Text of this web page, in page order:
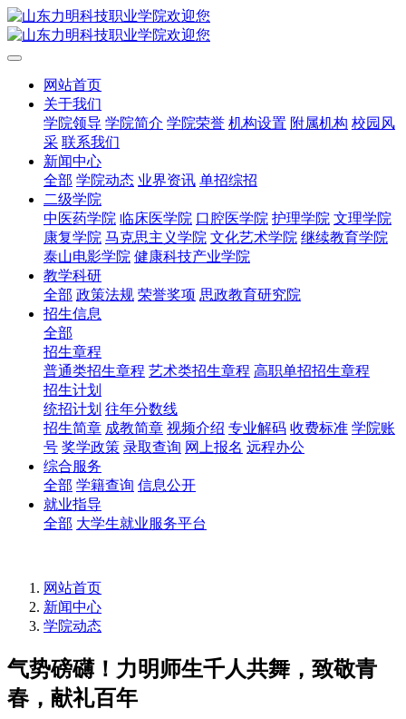
网站首页
关于我们
学院领导 学院简介 学院荣誉 机构设置 附属机构 校园风
采 联系我们
新闻中心
全部 学院动态 业界资讯 单招综招
二级学院
中医药学院 临床医学院 口腔医学院 护理学院 文理学院
康复学院 马克思主义学院 文化艺术学院 继续教育学院
泰山电影学院 健康科技产业学院
教学科研
全部 政策法规 荣誉奖项 思政教育研究院
招生信息
全部
招生章程
普通类招生章程 艺术类招生章程 高职单招招生章程
招生计划
统招计划 往年分数线
招生简章 成教简章 视频介绍 专业解码 收费标准 学院账
号 奖学政策 录取查询 网上报名 远程办公
综合服务
全部 学籍查询 信息公开
就业指导
全部 大学生就业服务平台
网站首页
新闻中心
学院动态
气势磅礴！力明师生千人共舞，致敬青
春，献礼百年